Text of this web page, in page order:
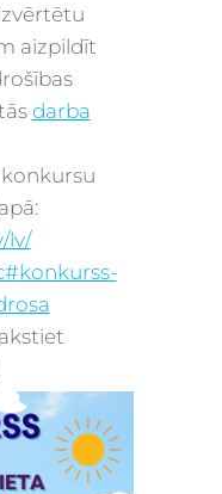
aizpildīt
darba
lv/
konkurss-